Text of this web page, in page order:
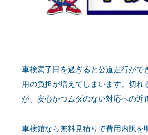
車検満了日を過ぎると公道走行がで
用の負担が増えてしまいます。切れ
が、安心かつムダのない対応への近
車検館なら無料見積りで費用内訳を